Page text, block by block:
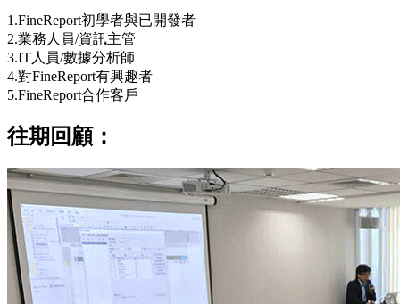
1.FineReport初學者與已開發者
2.業務人員/資訊主管
3.IT人員/數據分析師
4.對FineReport有興趣者
5.FineReport合作客戶
往期回顧：